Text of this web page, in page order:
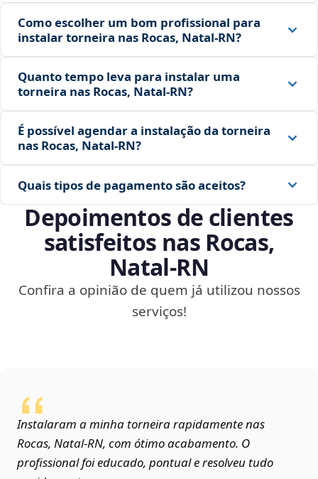
Como escolher um bom profissional para
instalar torneira nas Rocas, Natal‑RN?
Quanto tempo leva para instalar uma
torneira nas Rocas, Natal‑RN?
É possível agendar a instalação da torneira
nas Rocas, Natal‑RN?
Quais tipos de pagamento são aceitos?
Depoimentos de clientes
satisfeitos nas Rocas,
Natal‑RN
Confira a opinião de quem já utilizou nossos
serviços!
Instalaram a minha torneira rapidamente nas
Rocas, Natal‑RN, com ótimo acabamento. O
profissional foi educado, pontual e resolveu tudo